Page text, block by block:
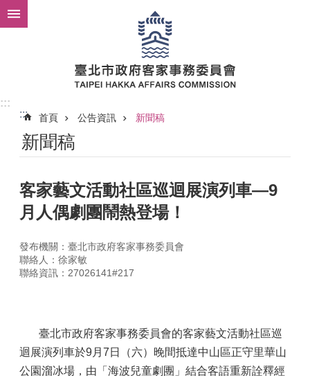
跳到主要內容區塊
:::
:::
首頁 公告資訊 新聞稿
新聞稿
客家藝文活動社區巡迴展演列車—9
月人偶劇團鬧熱登場！
發布機關：臺北市政府客家事務委員會
聯絡人：徐家敏
聯絡資訊：27026141#217
臺北市政府客家事務委員會的客家藝文活動社區巡
迴展演列車於9月7日（六）晚間抵達中山區正守里華山
公園溜冰場，由「海波兒童劇團」結合客語重新詮釋經